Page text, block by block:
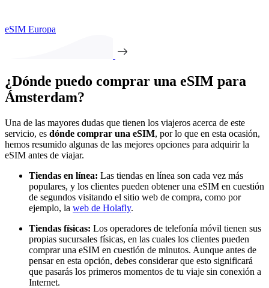
eSIM Europa
¿Dónde puedo comprar una eSIM para
Ámsterdam?
Una de las mayores dudas que tienen los viajeros acerca de este
servicio, es dónde comprar una eSIM, por lo que en esta ocasión,
hemos resumido algunas de las mejores opciones para adquirir la
eSIM antes de viajar.
Tiendas en línea: Las tiendas en línea son cada vez más
populares, y los clientes pueden obtener una eSIM en cuestión
de segundos visitando el sitio web de compra, como por
ejemplo, la web de Holafly.
Tiendas físicas: Los operadores de telefonía móvil tienen sus
propias sucursales físicas, en las cuales los clientes pueden
comprar una eSIM en cuestión de minutos. Aunque antes de
pensar en esta opción, debes considerar que esto significará
que pasarás los primeros momentos de tu viaje sin conexión a
Internet.